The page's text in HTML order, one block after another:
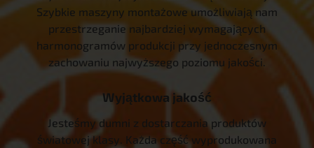
Szybkie maszyny montażowe umożliwiają nam
przestrzeganie najbardziej wymagających
harmonogramów produkcji przy jednoczesnym
zachowaniu najwyższego poziomu jakości.
Wyjątkowa jakość
Jesteśmy dumni z dostarczania produktów
światowej klasy. Każda część wyprodukowana